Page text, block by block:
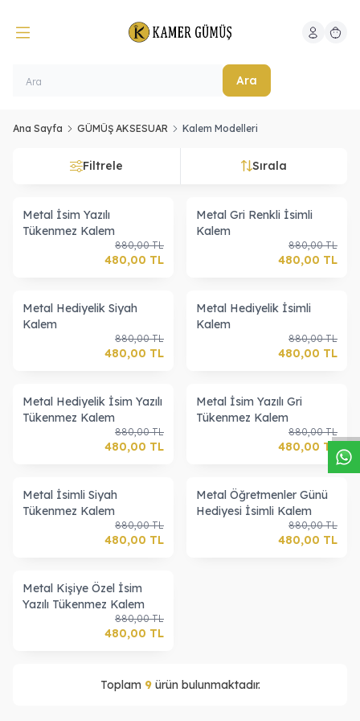
Ara
Hesabım
Ana Sayfa GÜMÜŞ AKSESUAR Kalem Modelleri
Filtrele Sırala
Metal İsim Yazılı
Tükenmez Kalem
880,00TL
480,00 TL
Metal Gri Renkli İsimli
Kalem
880,00TL
480,00 TL
Metal Hediyelik Siyah
Kalem
880,00TL
480,00 TL
Metal Hediyelik İsimli
Kalem
880,00TL
480,00 TL
Metal Hediyelik İsim Yazılı
Tükenmez Kalem
880,00TL
480,00 TL
Metal İsim Yazılı Gri
Tükenmez Kalem
880,00TL
480,00 TL
Metal İsimli Siyah
Tükenmez Kalem
880,00TL
480,00 TL
Metal Öğretmenler Günü
Hediyesi İsimli Kalem
880,00TL
480,00 TL
Metal Kişiye Özel İsim
Yazılı Tükenmez Kalem
880,00TL
480,00 TL
Toplam 9ürün bulunmaktadır.